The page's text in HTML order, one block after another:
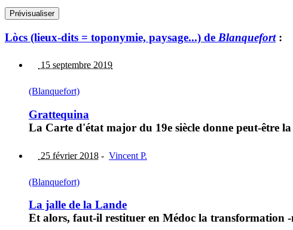
Lòcs (lieux-dits = toponymie, paysage...) de Blanquefort:
15 septembre 2019
(Blanquefort)
Grattequina
La Carte d'état major du 19e siècle donne peut-être
25 février 2018 - Vincent P.
(Blanquefort)
La jalle de la Lande
Et alors, faut-il restituer en Médoc la transformation